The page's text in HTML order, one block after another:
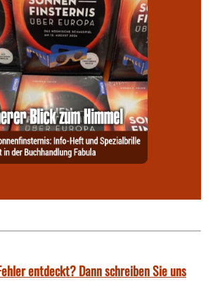
entdeckt? Dann schreiben Sie uns